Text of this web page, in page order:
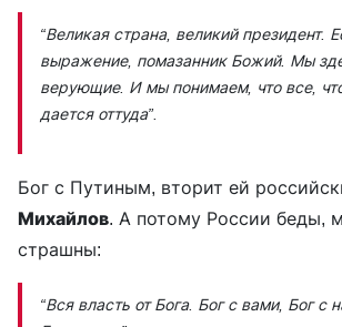
“Великая страна, великий президент.
выражение, помазанник Божий. Мы
верующие. И мы понимаем, что все,
дается оттуда”.
Бог с Путиным, вторит ей
Михайлов. А потому России беды,
страшны:
“Вся власть от Бога. Бог с вами, Бог с